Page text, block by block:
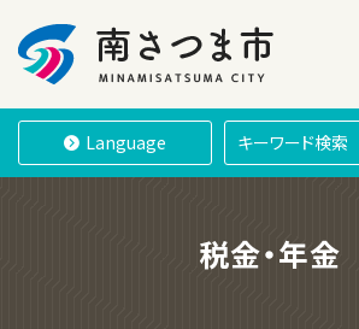
南さつま市
Language
税金・年金